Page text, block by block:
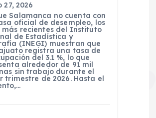
27, 2026
Salamanca no cuenta con
oficial de desempleo, los
más recientes del Instituto
de Estadística y
(INEGI) muestran que
registra una tasa de
del 3.1 %, lo que
alrededor de 91 mil
sin trabajo durante el
trimestre de 2026. Hasta el